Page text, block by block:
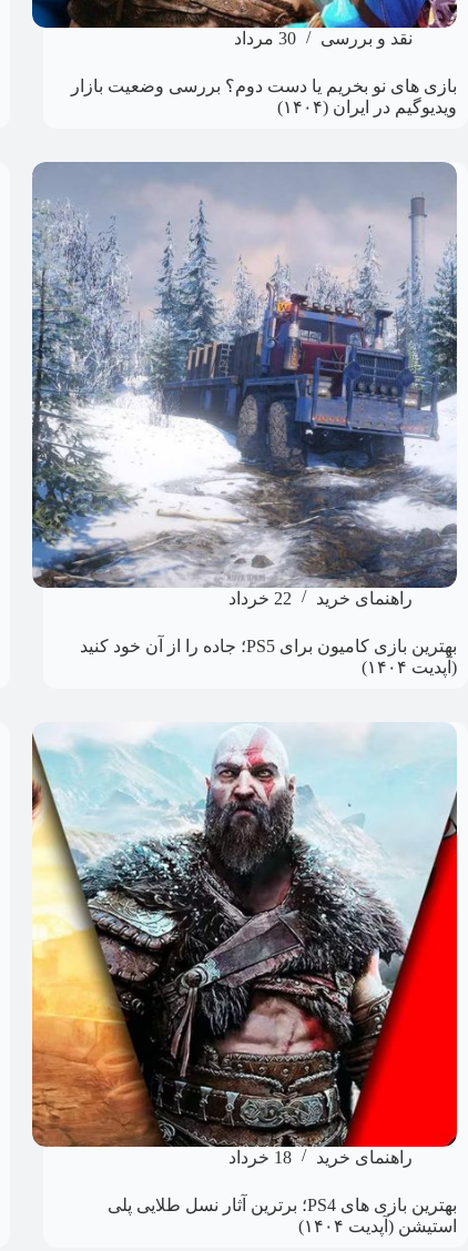
نقد و بررسی 30 مرداد
بازی های نو بخریم یا دست دوم؟ بررسی وضعیت بازار
ویدیوگیم در ایران (۱۴۰۴)
راهنمای خرید 22 خرداد
بهترین بازی کامیون برای PS5؛ جاده را از آن خود کنید
(آپدیت ۱۴۰۴)
راهنمای خرید 18 خرداد
بهترین بازی های PS4؛ برترین‌ آثار نسل طلایی پلی
استیشن (آپدیت ۱۴۰۴)